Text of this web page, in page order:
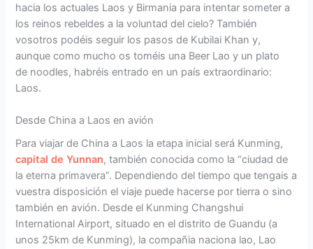
hacia los actuales Laos y Birmania para intentar someter a
los reinos rebeldes a la voluntad del cielo? También
vosotros podéis seguir los pasos de Kubilai Khan y,
aunque como mucho os toméis una Beer Lao y un plato
de noodles, habréis entrado en un país extraordinario:
Laos.
Desde China a Laos en avión
Para viajar de China a Laos la etapa inicial será Kunming,
capital de Yunnan, también conocida como la “ciudad de
la eterna primavera”. Dependiendo del tiempo que tengais a
vuestra disposición el viaje puede hacerse por tierra o sino
también en avión. Desde el Kunming Changshui
International Airport, situado en el distrito de Guandu (a
unos 25km de Kunming), la compañia naciona lao, Lao